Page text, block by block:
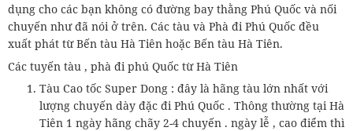
dụng cho các bạn không có đường bay thằng Phú Quốc và nối
chuyến như đã nói ở trên. Các tàu và Phà đi Phú Quốc đều
xuất phát từ Bến tàu Hà Tiên hoặc Bến tàu Hà Tiên.
Các tuyến tàu , phà đi phú Quốc từ Hà Tiên
Tàu Cao tốc Super Dong : đây là hãng tàu lớn nhất với
lượng chuyến dày đặc đi Phú Quốc . Thông thường tại Hà
Tiên 1 ngày hãng chãy 2-4 chuyến . ngày lễ , cao điểm thì